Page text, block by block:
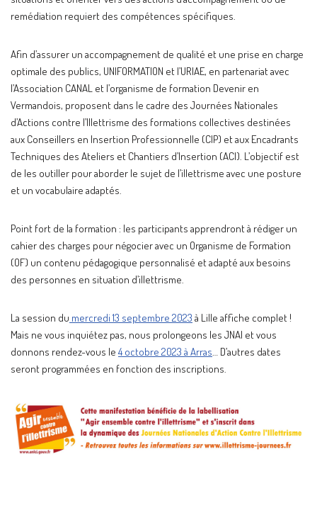
remédiation requiert des compétences spécifiques.
Afin d’assurer un accompagnement de qualité et une prise en charge
optimale des publics, UNIFORMATION et l’URIAE, en partenariat avec
l’Association CANAL et l’organisme de formation Devenir en
Vermandois, proposent dans le cadre des Journées Nationales
d’Actions contre l’Illettrisme des formations collectives destinées
aux Conseillers en Insertion Professionnelle (CIP) et aux Encadrants
Techniques des Ateliers et Chantiers d’Insertion (ACI). L’objectif est
de les outiller pour aborder le sujet de l’illettrisme avec une posture
et un vocabulaire adaptés.
Point fort de la formation : les participants apprendront à rédiger un
cahier des charges pour négocier avec un Organisme de Formation
(OF) un contenu pédagogique personnalisé et adapté aux besoins
des personnes en situation d’illettrisme.
La session du mercredi 13 septembre 2023 à Lille affiche complet !
Mais ne vous inquiétez pas, nous prolongeons les JNAI et vous
donnons rendez-vous le 4 octobre 2023 à Arras… D’autres dates
seront programmées en fonction des inscriptions.